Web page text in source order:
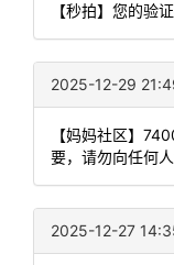
【秒拍】您的验
2025-12-29
【妈妈社区】
要，请勿向任何
2025-12-27